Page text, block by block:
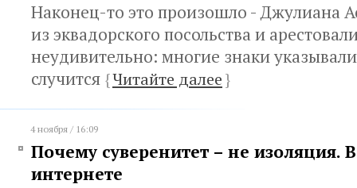
Наконец-то это произошло - Джулиана
из эквадорского посольства и
неудивительно: многие знаки
случится {Читайте далее}
4 ноября / 16:09
Почему суверенитет – не изоляция.
интернете